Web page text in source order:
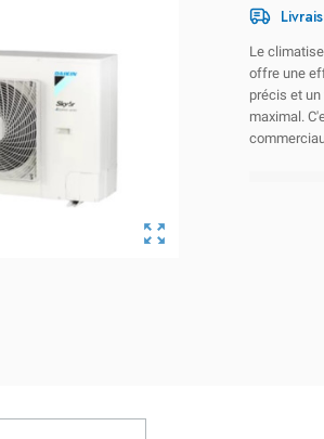

Le
offre une
précis et
maximal.